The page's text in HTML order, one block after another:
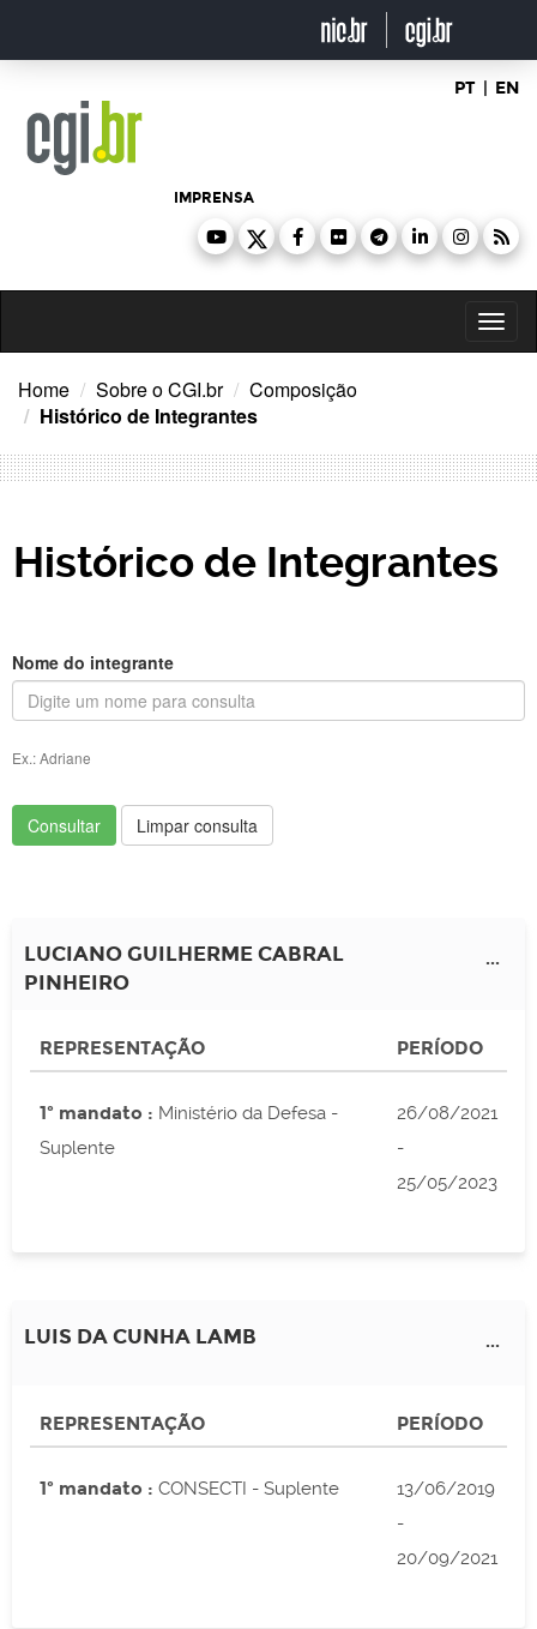
o
PT | EN
IMPRENSA
Home Sobre o CGI.br
Composição
Histórico de Integrantes
Histórico de Integrantes
Nome do integrante
Ex.: Adriane
Consultar Limpar consulta
LUCIANO GUILHERME CABRAL
PINHEIRO
...
REPRESENTAÇÃO PERÍODO
1º mandato : Ministério da Defesa -
Suplente
26/08/2021
-
25/05/2023
LUIS DA CUNHA LAMB ...
REPRESENTAÇÃO PERÍODO
1º mandato : CONSECTI - Suplente
13/06/2019
-
20/09/2021